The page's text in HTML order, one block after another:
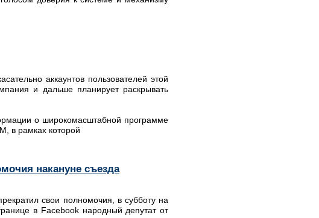
аккаунтов пользователей этой
и дальше планирует раскрывать
о широкомасштабной программе
в рамках которой
накануне съезда
свои полномочия, в субботу на
в Facebook народный депутат от